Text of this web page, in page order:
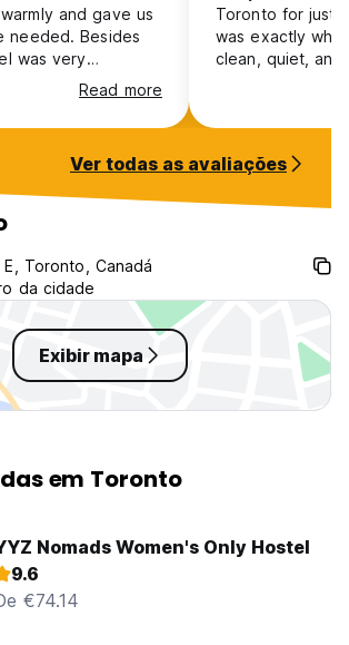
and gave us
needed. Besides
was very
forward to
Read more
Toronto for just
was exactly
clean, quiet,
helpful. Even
Great spot for a
Ver todas as avaliações
Toronto, Canadá
da cidade
Exibir mapa
em Toronto
Nomads Women's Only Hostel
9.6
€74.14